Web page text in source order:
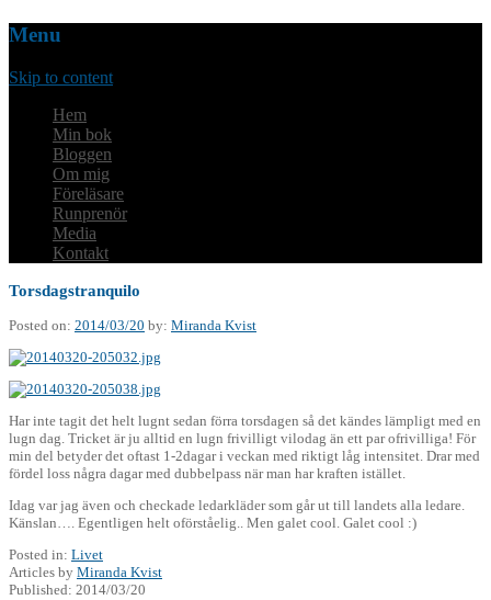
Menu
Skip to content
Hem
Min bok
Bloggen
Om mig
Föreläsare
Runprenör
Media
Kontakt
Torsdagstranquilo
Posted on: 2014/03/20 by: Miranda Kvist
Har inte tagit det helt lugnt sedan förra torsdagen så det kändes lämpligt med en
lugn dag. Tricket är ju alltid en lugn frivilligt vilodag än ett par ofrivilliga! För
min del betyder det oftast 1-2dagar i veckan med riktigt låg intensitet. Drar med
fördel loss några dagar med dubbelpass när man har kraften istället.
Idag var jag även och checkade ledarkläder som går ut till landets alla ledare.
Känslan…. Egentligen helt oförståelig.. Men galet cool. Galet cool :)
Posted in: Livet
Articles by Miranda Kvist
Published: 2014/03/20